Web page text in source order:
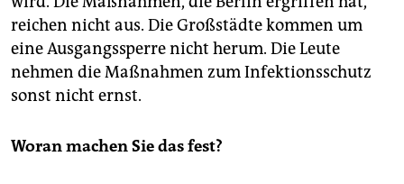
reichen nicht aus. Die Großstädte kommen um
eine Ausgangssperre nicht herum. Die Leute
nehmen die Maßnahmen zum Infektionsschutz
sonst nicht ernst.
Woran machen Sie das fest?